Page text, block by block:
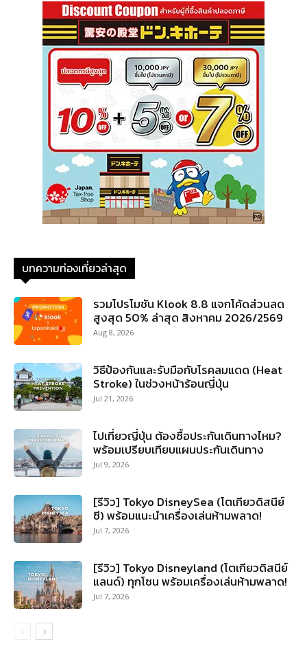
บทความท่องเที่ยวล่าสุด
รวมโปรโมชัน Klook 8.8 แจกโค้ดส่วนลด
สูงสุด 50% ล่าสุด สิงหาคม 2026/2569
Aug 8, 2026
วิธีป้องกันและรับมือกับโรคลมแดด (Heat
Stroke) ในช่วงหน้าร้อนญี่ปุ่น
Jul 21, 2026
ไปเที่ยวญี่ปุ่น ต้องซื้อประกันเดินทางไหม?
พร้อมเปรียบเทียบแผนประกันเดินทาง
Jul 9, 2026
[รีวิว] Tokyo DisneySea (โตเกียวดิสนีย์
ซี) พร้อมแนะนำเครื่องเล่นห้ามพลาด!
Jul 7, 2026
[รีวิว] Tokyo Disneyland (โตเกียวดิสนีย์
แลนด์) ทุกโซน พร้อมเครื่องเล่นห้ามพลาด!
Jul 7, 2026